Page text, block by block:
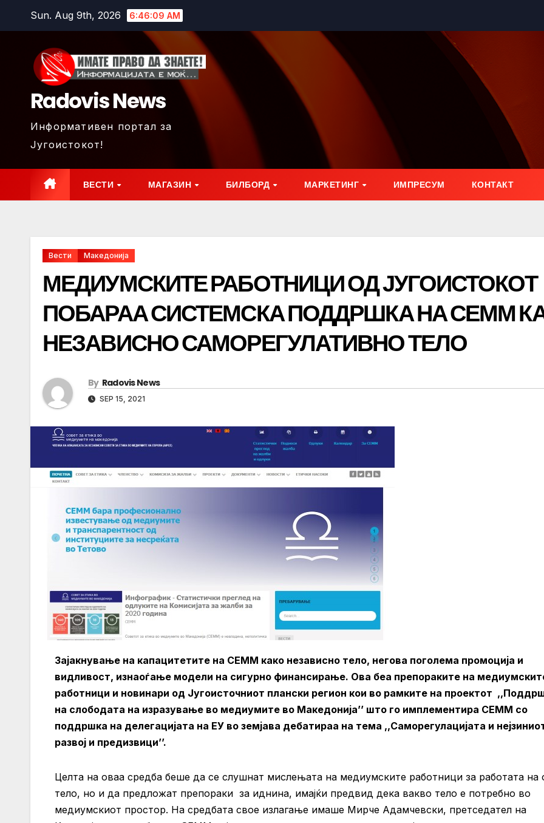
Sun. Aug 9th, 2026 6:46:11 AM
Radovis News
Информативен портал за
Југоистокот!
ВЕСТИ МАГАЗИН БИЛБОРД МАРКЕТИНГ ИМПРЕСУМ КОНТАКТ
Вести Македонија
МЕДИУМСКИТЕ РАБОТНИЦИ ОД ЈУГОИСТОКОТ
ПОБАРАА СИСТЕМСКА ПОДДРШКА НА СЕММ
НЕЗАВИСНО САМОРЕГУЛАТИВНО ТЕЛО
By Radovis News
SEP 15, 2021
Зајакнување на капацитетите на СЕММ како независно тело, негова поголема промоција и
видливост, изнаоѓање модели на сигурно финансирање. Ова беа препораките на
работници и новинари од Југоисточниот плански регион кои во рамките на проектот
на слободата на изразување во медиумите во Македонија’’ што го имплементира СЕММ со
поддршка на делегацијата на ЕУ во земјава дебатираа на тема ,,Саморегулацијата и
развој и предизвици’’.
Целта на оваa средба беше да се слушнат мислењата на медиумските работници за работата на
тело, но и да предложат препораки за иднина, имајќи предвид дека вакво тело е потребно во
медиумскиот простор. На средбата свое излагање имаше Мирче Адамчевски, претседател на